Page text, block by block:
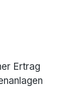
Ertrag